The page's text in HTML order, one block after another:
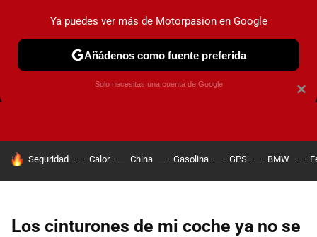
CAMBIO DE ACEITE AIRE ACONDICIONADO
HOY SE HABLA DE
Seguridad Calor China Gasolina GPS BMW
Los cinturones de mi coche ya no se
×
Ya puedes ver más de Motorpasion en Google
Añádenos como fuente preferida
Solo necesitas una cuenta de Google